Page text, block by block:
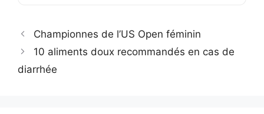
Championnes de l’US Open féminin
10 aliments doux recommandés en cas de
diarrhée